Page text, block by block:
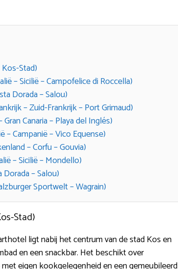
Stad)
– Sicilië – Campofelice di Roccella)
Dorada – Salou)
– Zuid-Frankrijk – Port Grimaud)
Canaria – Playa del Inglés)
Campanië – Vico Equense)
– Corfu – Gouvia)
– Sicilië – Mondello)
– Salou)
Sportwelt – Wagrain)
Stad)
ligt nabij het centrum van de stad Kos en
en een snackbar. Het beschikt over